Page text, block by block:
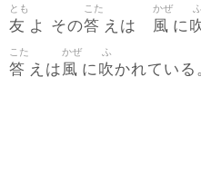
友
とも
よ その答
こた
えは 風
かぜ
に
ふ
答
こた
えは風
かぜ
に吹
ふ
かれている